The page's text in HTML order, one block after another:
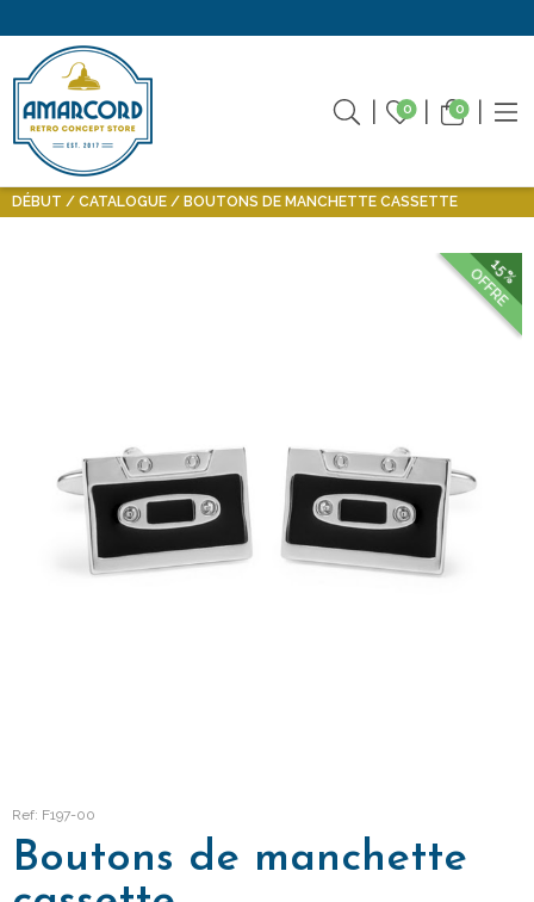
0 0
DÉBUT CATALOGUE BOUTONS DE MANCHETTE CASSETTE
15%
OFFRE
Ref: F197-00
Boutons de manchette